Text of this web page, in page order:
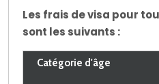
Les frais de visa pour
sont les suivants :
Catégorie d'âge